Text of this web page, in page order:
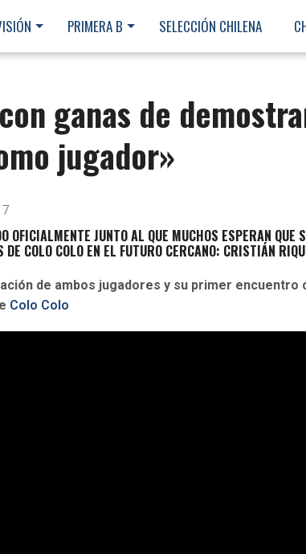
PRIMERA B SELECCIÓN CHILENA
ganas de
jugador»
OFICIALMENTE JUNTO AL QUE MUCHOS ESPERAN QUE
DE COLO COLO EN EL FUTURO CERCANO: CRISTIÁN
de ambos jugadores y su primer encuentro
Colo Colo